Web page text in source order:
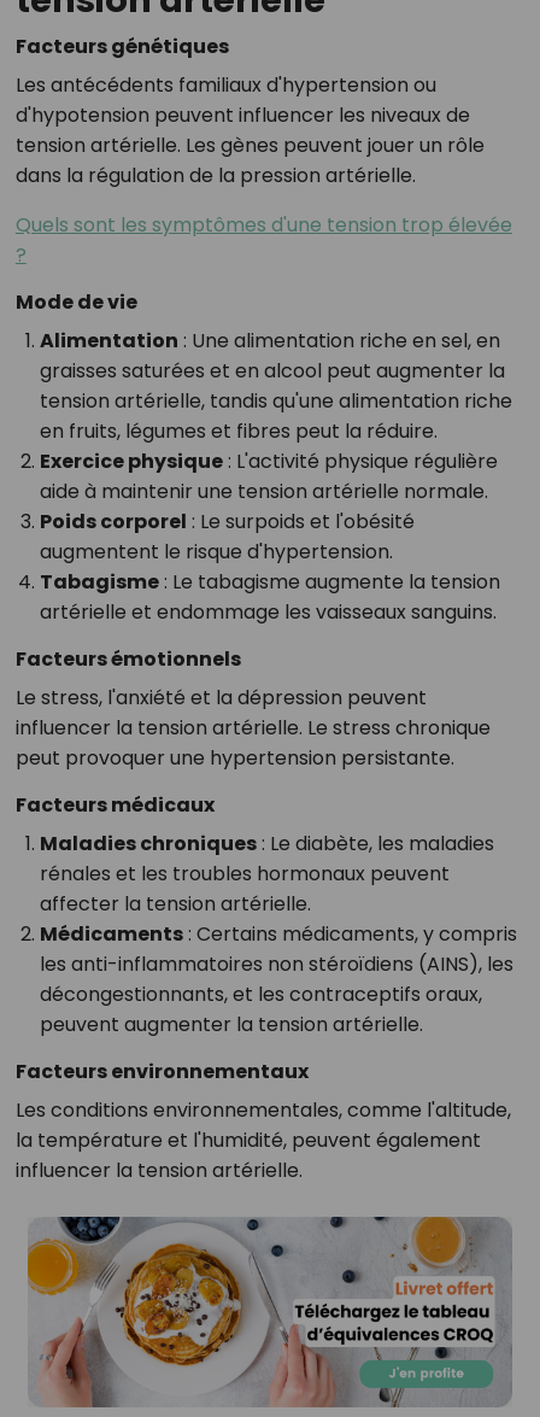
Facteurs génétiques
Les antécédents familiaux d'hypertension ou
d'hypotension peuvent influencer les niveaux de
tension artérielle. Les gènes peuvent jouer un rôle
dans la régulation de la pression artérielle.
Quels sont les symptômes d'une tension trop élevée
?
Mode de vie
Alimentation : Une alimentation riche en sel, en
graisses saturées et en alcool peut augmenter la
tension artérielle, tandis qu'une alimentation riche
en fruits, légumes et fibres peut la réduire.
Exercice physique: L'activité physique régulière
aide à maintenir une tension artérielle normale.
Poids corporel : Le surpoids et l'obésité
augmentent le risque d'hypertension.
Tabagisme: Le tabagisme augmente la tension
artérielle et endommage les vaisseaux sanguins.
Facteurs émotionnels
Le stress, l'anxiété et la dépression peuvent
influencer la tension artérielle. Le stress chronique
peut provoquer une hypertension persistante.
Facteurs médicaux
Maladies chroniques: Le diabète, les maladies
rénales et les troubles hormonaux peuvent
affecter la tension artérielle.
Médicaments: Certains médicaments, y compris
les anti-inflammatoires non stéroïdiens (AINS), les
décongestionnants, et les contraceptifs oraux,
peuvent augmenter la tension artérielle.
Facteurs environnementaux
Les conditions environnementales, comme l'altitude,
la température et l'humidité, peuvent également
influencer la tension artérielle.